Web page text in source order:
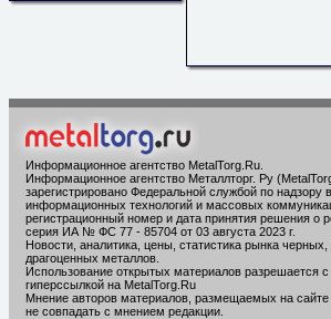
Информационное агентство MetalTorg.Ru
Информационное агентство Металлторг. Ру
зарегистрировано Федеральной службой по надзору
информационных технологий и массовых
регистрационный номер и дата принятия решения о
серия ИА № ФС 77 - 85704 от 03 августа 2023 г.
Новости, аналитика, цены, статистика рынка
драгоценных металлов.
Использование открытых материалов разрешается с
гиперссылкой на MetalTorg.Ru
Мнение авторов материалов, размещаемых на
не совпадать с мнением редакции.